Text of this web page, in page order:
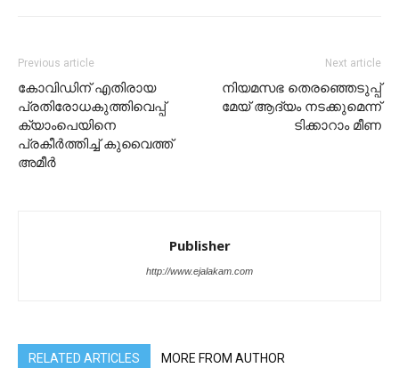
Previous article
കോവിഡിന് എതിരായ
പ്രതിരോധകുത്തിവെപ്പ്
ക്യാംപെയിനെ
പ്രകീർത്തിച്ച് കുവൈത്ത്
അമീർ
Next article
നിയമസഭ തെരഞ്ഞെടുപ്പ്
മേയ് ആദ്യം നടക്കുമെന്ന്
ടിക്കാറാം മീണ
Publisher
http://www.ejalakam.com
RELATED ARTICLES MORE FROM AUTHOR